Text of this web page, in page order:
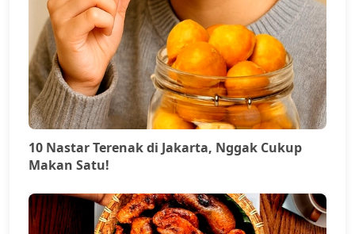
10 Nastar Terenak di Jakarta, Nggak Cukup
Makan Satu!